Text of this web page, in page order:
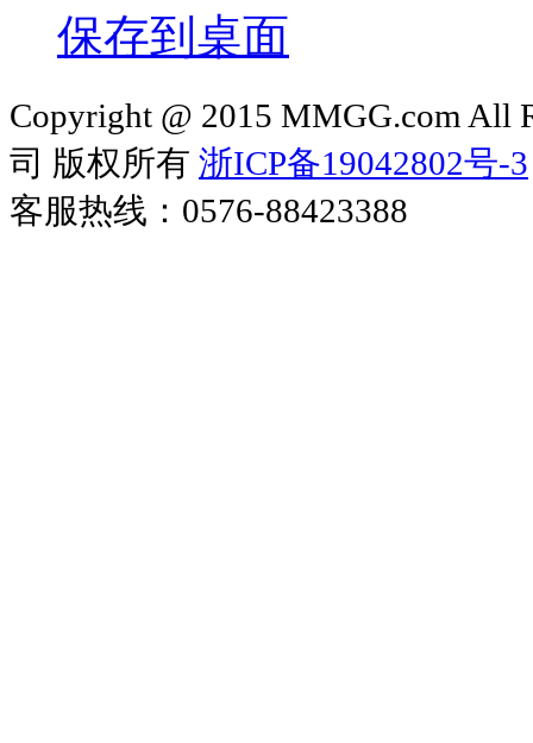
保存到桌面
Copyright @ 2015 MMGG.com All
司 版权所有 浙ICP备19042802号-3
客服热线：0576-88423388